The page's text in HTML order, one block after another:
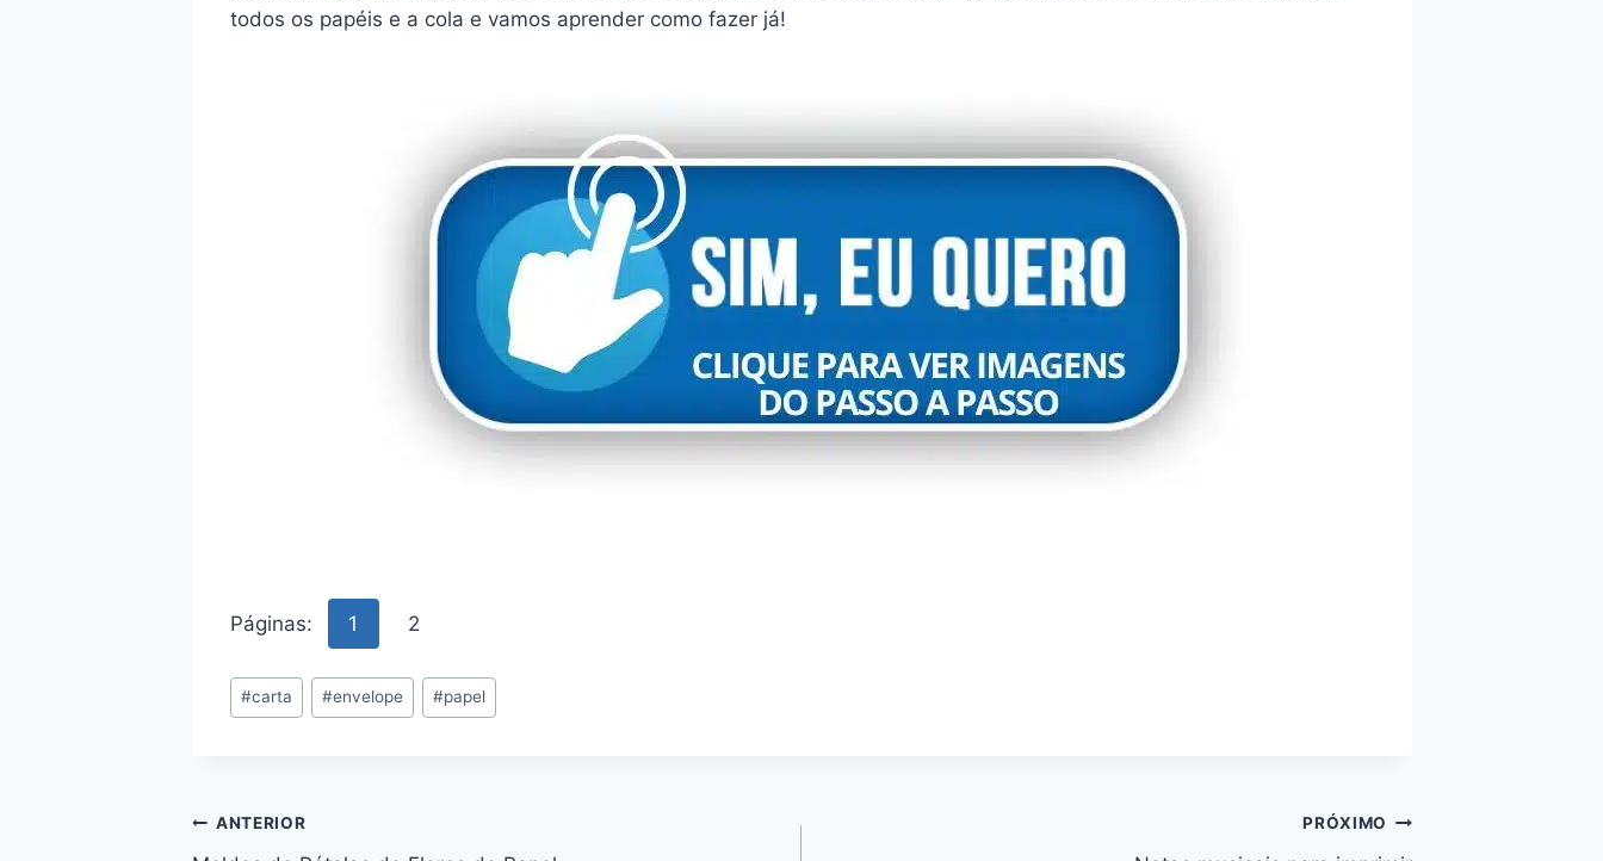
todos os papéis e a cola e vamos aprender como fazer já!
Páginas: 1 2
Tags
do
#carta #envelope #papel
Navegação
ANTERIOR PRÓXIMO